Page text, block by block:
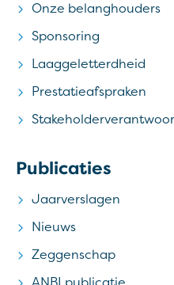
Onze belanghouders
Sponsoring
Laaggeletterdheid
Prestatieafspraken
Publicaties
Jaarverslagen
Nieuws
Zeggenschap